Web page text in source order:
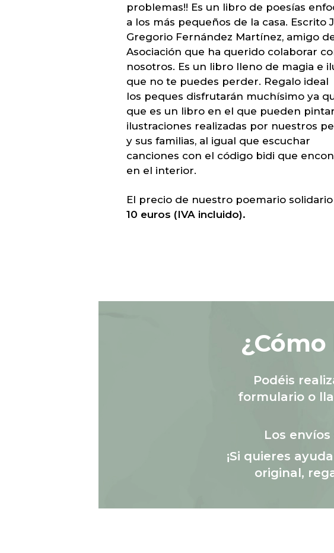
problemas!! Es un libro de poesías
a los más pequeños de la casa. Escrito
Gregorio Fernández Martínez, amigo
Asociación que ha querido colaborar
nosotros. Es un libro lleno de magia e
que no te puedes perder. Regalo ideal
los peques disfrutarán muchísimo ya
que es un libro en el que pueden
ilustraciones realizadas por nuestros
y sus familias, al igual que escuchar
canciones con el código bidi que
en el interior.
El precio de nuestro poemario solidario
10 euros (IVA incluido).
Podéis
formulario o
Los
¡Si quieres
original,